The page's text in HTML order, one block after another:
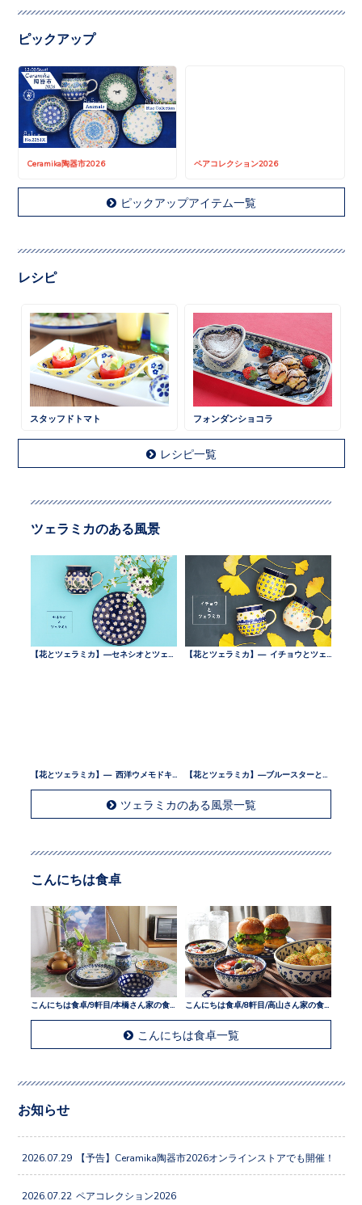
ピックアップ
Ceramika陶器市2026 ペアコレクション2026
ピックアップアイテム一覧
レシピ
スタッフドトマト フォンダンショコラ
レシピ一覧
ツェラミカのある風景
ツェラミカのある風景一覧
こんにちは食卓
こんにちは食卓/9軒目/本橋さん家の食卓
こんにちは食卓一覧
お知らせ
2026.07.29 【予告】Ceramika陶器市2026オンラインストアでも開催！
2026.07.22 ペアコレクション2026